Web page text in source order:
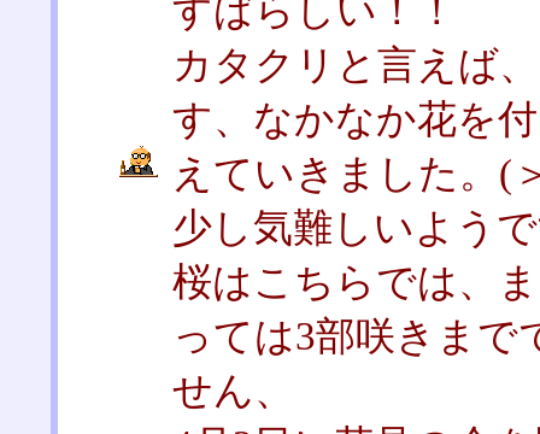
すばらしい！！
カタクリと言えば
す、なかなか花を
えていきました。(
少し気難しいよう
桜はこちらでは、
っては3部咲きまで
せん、